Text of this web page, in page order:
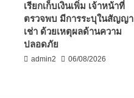
เรียกเก็บเงินเพิ่ม เจ้าหน้าที่
ตรวจพบ มีการระบุในสัญญา
เช่า ด้วยเหตุผลด้านความ
ปลอดภัย
admin2 06/08/2026